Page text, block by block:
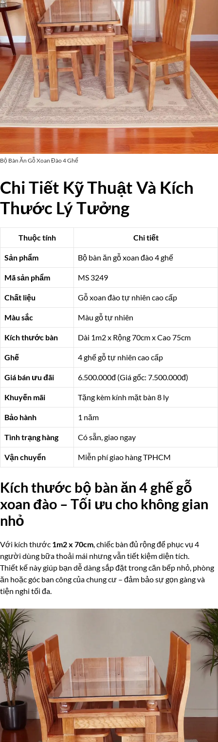
Bộ Bàn Ăn Gỗ Xoan Đào 4 Ghế
Chi Tiết Kỹ Thuật Và Kích
Thước Lý Tưởng
Thuộc tính Chi tiết
Sản phẩm Bộ bàn ăn gỗ xoan đào 4 ghế
Mã sản phẩm MS 3249
Chất liệu Gỗ xoan đào tự nhiên cao cấp
Màu sắc Màu gỗ tự nhiên
Kích thước bàn Dài 1m2 x Rộng 70cm x Cao 75cm
Ghế 4 ghế gỗ tự nhiên cao cấp
Giá bán ưu đãi 6.500.000đ (Giá gốc: 7.500.000đ)
Khuyến mãi Tặng kèm kính mặt bàn 8 ly
Bảo hành 1 năm
Tình trạng hàng Có sẵn, giao ngay
Vận chuyển Miễn phí giao hàng TPHCM
Kích thước bộ bàn ăn 4 ghế gỗ
xoan đào – Tối ưu cho không gian
nhỏ
Với kích thước 1m2 x 70cm, chiếc bàn đủ rộng để phục vụ 4
người dùng bữa thoải mái nhưng vẫn tiết kiệm diện tích.
Thiết kế này giúp bạn dễ dàng sắp đặt trong căn bếp nhỏ, phòng
ăn hoặc góc ban công của chung cư – đảm bảo sự gọn gàng và
tiện nghi tối đa.